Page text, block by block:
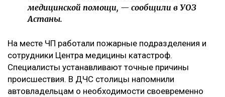
медицинской помощи, — сообщили в УОЗ
Астаны.
На месте ЧП работали пожарные подразделения и
сотрудники Центра медицины катастроф.
Специалисты устанавливают точные причины
происшествия. В ДЧС столицы напомнили
автовладельцам о необходимости своевременно